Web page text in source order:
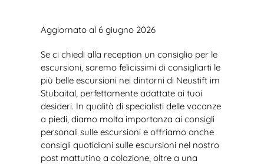
Aggiornato al 6 giugno 2026
Se ci chiedi alla reception un consiglio per le
escursioni, saremo felicissimi di consigliarti le
più belle escursioni nei dintorni di Neustift im
Stubaital, perfettamente adattate ai tuoi
desideri. In qualità di specialisti delle vacanze
a piedi, diamo molta importanza ai consigli
personali sulle escursioni e offriamo anche
consigli quotidiani sulle escursioni nel nostro
post mattutino a colazione, oltre a una